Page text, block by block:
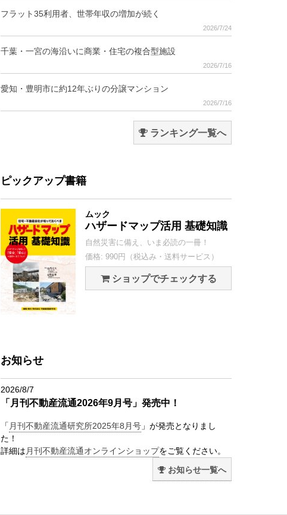
フラット35利用者、世帯年収の増加が続く
2026/7/24
千葉・一宮の海沿いに商業・住宅の複合型施設
2026/7/16
愛知・豊明市に約12年ぶりの分譲マンション
2026/7/16
ランキング一覧へ
ピックアップ書籍
ムック
ハザードマップ活用 基礎知識
自然災害に備え、いま必読の一冊！
価格: 990円（税込み・送料サービス）
ショップでチェックする
お知らせ
2026/8/7
「月刊不動産流通2026年9月号」発売中！
「 月刊不動産流通研究所2025年8月号 」が発売となりまし
た！
詳細は 月刊不動産流通オンラインショップをご覧ください。
お知らせ一覧へ